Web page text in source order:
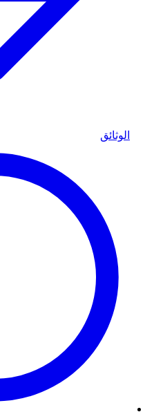
الوثائق